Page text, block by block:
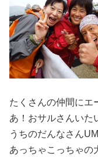
たくさんの仲間にエ
あ！おサルさんいた
うちのだんなさん
あっちゃこっちゃの